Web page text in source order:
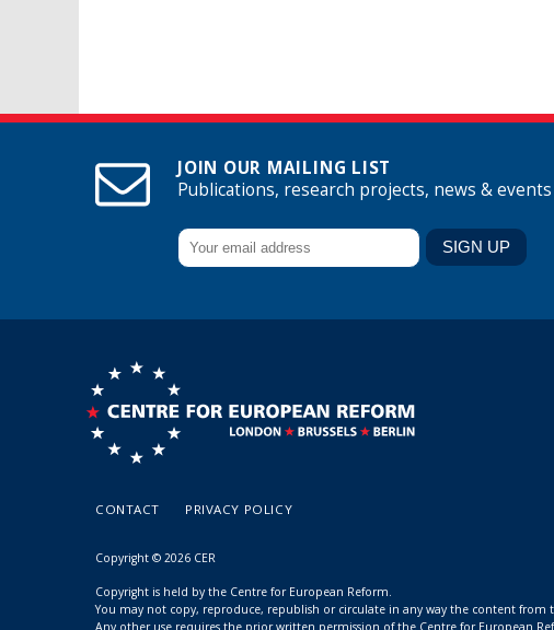
JOIN OUR MAILING LIST
Publications, research projects, news & events
CONTACT PRIVACY POLICY
Copyright © 2026 CER
Copyright is held by the Centre for European Reform.
You may not copy, reproduce, republish or circulate in any way the content